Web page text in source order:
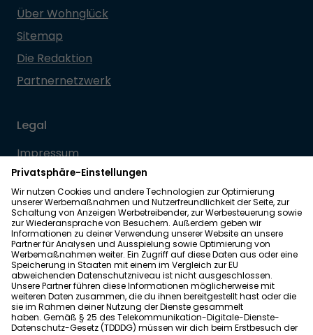
Über Wohnglück
Sitemap
Die Redaktion
Partnernetzwerk
Legal
Impressum
Datenschutz
Allgemeine Geschäftsbedingungen
Barrierefreiheit